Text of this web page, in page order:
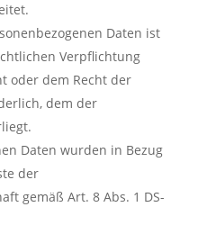
Daten ist
Verpflichtung
oder dem Recht der
dem der
Daten wurden in Bezug
der
gemäß Art. 8 Abs. 1 DS-